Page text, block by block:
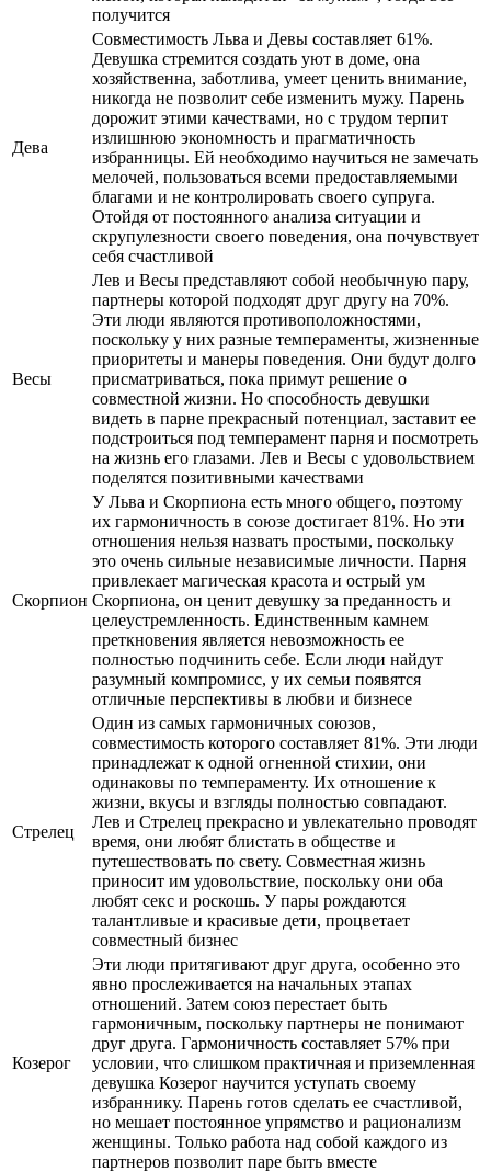
получится
Дева
Совместимость Льва и Девы составляет 61%.
Девушка стремится создать уют в доме, она
хозяйственна, заботлива, умеет ценить внимание,
никогда не позволит себе изменить мужу. Парень
дорожит этими качествами, но с трудом терпит
излишнюю экономность и прагматичность
избранницы. Ей необходимо научиться не замечать
мелочей, пользоваться всеми предоставляемыми
благами и не контролировать своего супруга.
Отойдя от постоянного анализа ситуации и
скрупулезности своего поведения, она почувствует
себя счастливой
Весы
Лев и Весы представляют собой необычную пару,
партнеры которой подходят друг другу на 70%.
Эти люди являются противоположностями,
поскольку у них разные темпераменты, жизненные
приоритеты и манеры поведения. Они будут долго
присматриваться, пока примут решение о
совместной жизни. Но способность девушки
видеть в парне прекрасный потенциал, заставит ее
подстроиться под темперамент парня и посмотреть
на жизнь его глазами. Лев и Весы с удовольствием
поделятся позитивными качествами
Скорпион
У Льва и Скорпиона есть много общего, поэтому
их гармоничность в союзе достигает 81%. Но эти
отношения нельзя назвать простыми, поскольку
это очень сильные независимые личности. Парня
привлекает магическая красота и острый ум
Скорпиона, он ценит девушку за преданность и
целеустремленность. Единственным камнем
преткновения является невозможность ее
полностью подчинить себе. Если люди найдут
разумный компромисс, у их семьи появятся
отличные перспективы в любви и бизнесе
Стрелец
Один из самых гармоничных союзов,
совместимость которого составляет 81%. Эти люди
принадлежат к одной огненной стихии, они
одинаковы по темпераменту. Их отношение к
жизни, вкусы и взгляды полностью совпадают.
Лев и Стрелец прекрасно и увлекательно проводят
время, они любят блистать в обществе и
путешествовать по свету. Совместная жизнь
приносит им удовольствие, поскольку они оба
любят секс и роскошь. У пары рождаются
талантливые и красивые дети, процветает
совместный бизнес
Козерог
Эти люди притягивают друг друга, особенно это
явно прослеживается на начальных этапах
отношений. Затем союз перестает быть
гармоничным, поскольку партнеры не понимают
друг друга. Гармоничность составляет 57% при
условии, что слишком практичная и приземленная
девушка Козерог научится уступать своему
избраннику. Парень готов сделать ее счастливой,
но мешает постоянное упрямство и рационализм
женщины. Только работа над собой каждого из
партнеров позволит паре быть вместе